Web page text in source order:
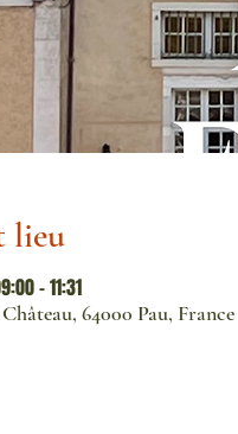
lieu
– 11:31
64000 Pau, France